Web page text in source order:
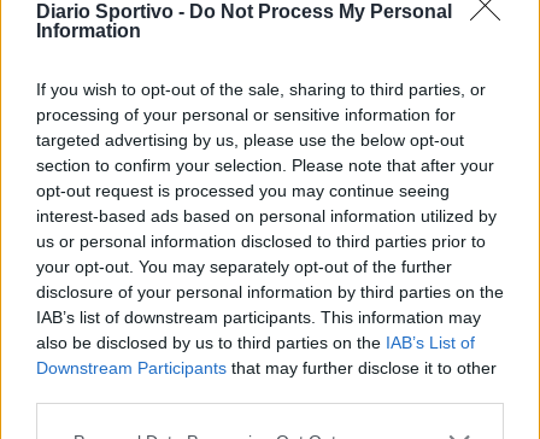
Diario Sportivo - Do Not Process My Personal
Information
If you wish to opt-out of the sale, sharing to third parties, or
processing of your personal or sensitive information for
targeted advertising by us, please use the below opt-out
section to confirm your selection. Please note that after your
opt-out request is processed you may continue seeing
interest-based ads based on personal information utilized by
us or personal information disclosed to third parties prior to
your opt-out. You may separately opt-out of the further
disclosure of your personal information by third parties on the
IAB’s list of downstream participants. This information may
also be disclosed by us to third parties on the IAB’s List of
Downstream Participants that may further disclose it to other